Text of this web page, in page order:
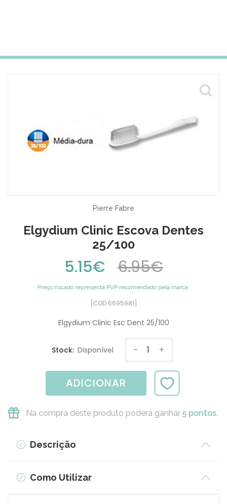
Pierre Fabre
Elgydium Clinic Escova Dentes
25/100
5.15€ 6.95€
Preço riscado representa PVP recomendado pela marca.
[COD 6695981]
Elgydium Clinic Esc Dent 25/100
Stock: Disponível - 1 +
ADICIONAR
Na compra deste produto poderá ganhar 5 pontos.
Descrição
Como Utilizar